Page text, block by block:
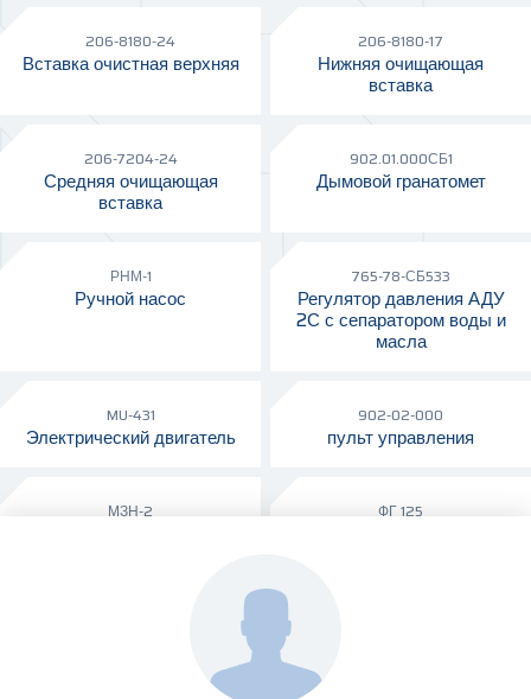
206-8180-24
Вставка очистная верхняя
206-8180-17
Нижняя очищающая
вставка
206-7204-24
Средняя очищающая
вставка
902.01.000СБ1
Дымовой гранатомет
РНМ-1
Ручной насос
765-78-СБ533
Регулятор давления АДУ
2С с сепаратором воды и
масла
MU-431
Электрический двигатель
902-02-000
пульт управления
МЗН-2 ФГ 125